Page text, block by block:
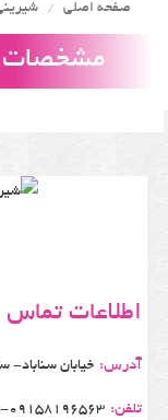
صفحه اصلی
مشخصات
اطلاعات تماس
آدرس: خیابان سناباد- سناباد-37 شیرینی
تلفن: 09158196563